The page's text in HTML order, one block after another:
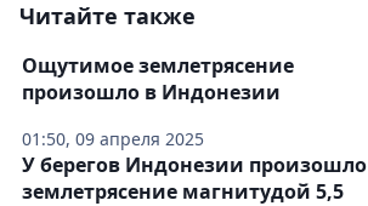
Читайте также
01:50, 09 апреля 2025
Ощутимое землетрясение
произошло в Индонезии
У берегов Индонезии произошло
землетрясение магнитудой 5,5